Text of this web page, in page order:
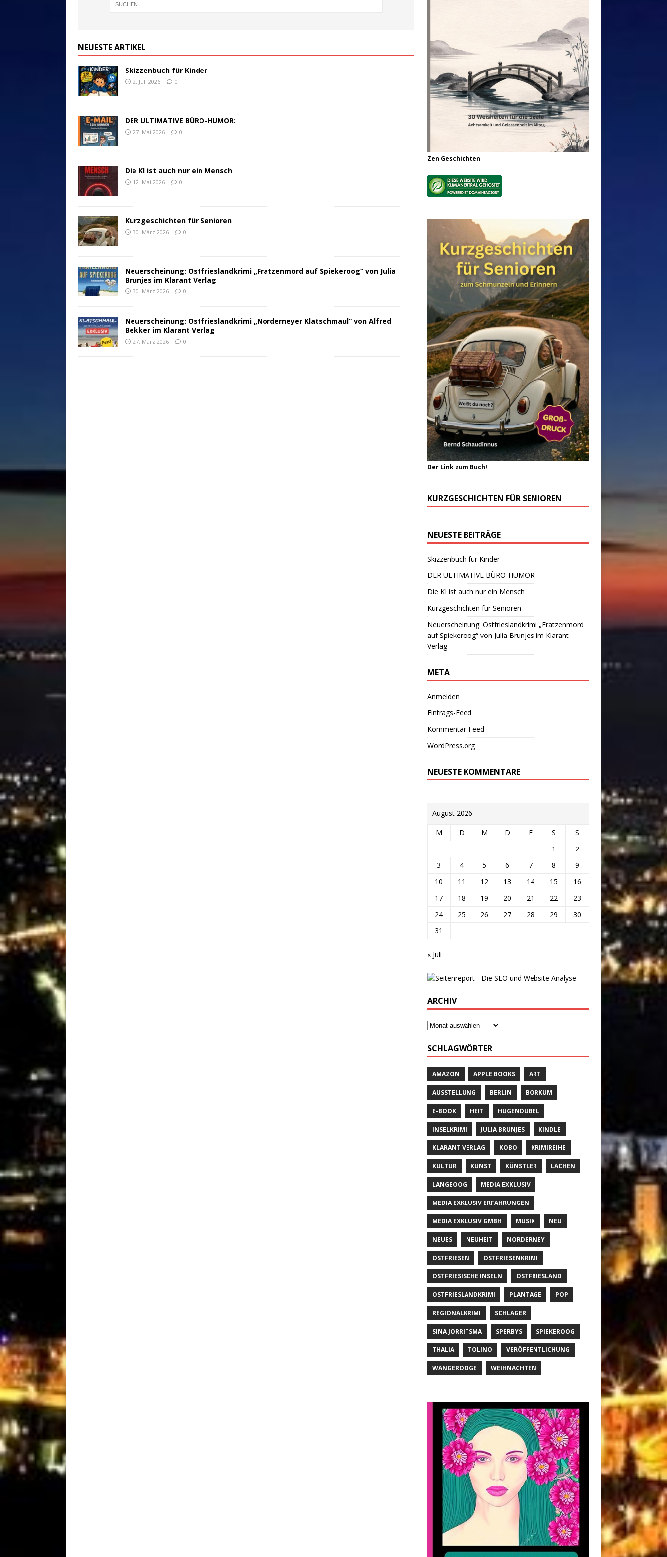
NEUESTE ARTIKEL
Skizzenbuch für Kinder
2. Juli 2026 0
DER ULTIMATIVE BÜRO-HUMOR:
27. Mai 2026 0
Die KI ist auch nur ein Mensch
12. Mai 2026 0
Kurzgeschichten für Senioren
30. März 2026 0
Neuerscheinung: Ostfrieslandkrimi „Fratzenmord auf Spiekeroog“ von Julia
Brunjes im Klarant Verlag
30. März 2026 0
Neuerscheinung: Ostfrieslandkrimi „Norderneyer Klatschmaul“ von Alfred
Bekker im Klarant Verlag
27. März 2026 0
Zen Geschichten
Der Link zum Buch!
KURZGESCHICHTEN FÜR SENIOREN
NEUESTE BEITRÄGE
Skizzenbuch für Kinder
DER ULTIMATIVE BÜRO-HUMOR:
Die KI ist auch nur ein Mensch
Kurzgeschichten für Senioren
Neuerscheinung: Ostfrieslandkrimi „Fratzenmord
auf Spiekeroog“ von Julia Brunjes im Klarant
Verlag
META
Anmelden
Eintrags-Feed
Kommentar-Feed
WordPress.org
NEUESTE KOMMENTARE
August 2026
M D M D F S
S
1
2
3
4 5 6 7 8
9
10
11 12 13 14 15
16
17
18 19 20 21 22
23
24
25 26 27 28 29
30
31
« Juli
ARCHIV
SCHLAGWÖRTER
AMAZON APPLE BOOKS ART
AUSSTELLUNG BERLIN BORKUM
E-BOOK HEIT HUGENDUBEL
INSELKRIMI JULIA BRUNJES KINDLE
KLARANT VERLAG KOBO KRIMIREIHE
KULTUR KUNST KÜNSTLER LACHEN
LANGEOOG MEDIA EXKLUSIV
MEDIA EXKLUSIV ERFAHRUNGEN
MEDIA EXKLUSIV GMBH MUSIK NEU
NEUES NEUHEIT NORDERNEY
OSTFRIESEN OSTFRIESENKRIMI
OSTFRIESISCHE INSELN OSTFRIESLAND
OSTFRIESLANDKRIMI PLANTAGE POP
REGIONALKRIMI SCHLAGER
SINA JORRITSMA SPERBYS SPIEKEROOG
THALIA TOLINO VERÖFFENTLICHUNG
WANGEROOGE WEIHNACHTEN